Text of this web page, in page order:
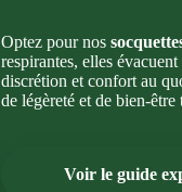
Optez pour nos
respirantes, elles
discrétion et confort au
de légèreté et de bien-
Voir le guide